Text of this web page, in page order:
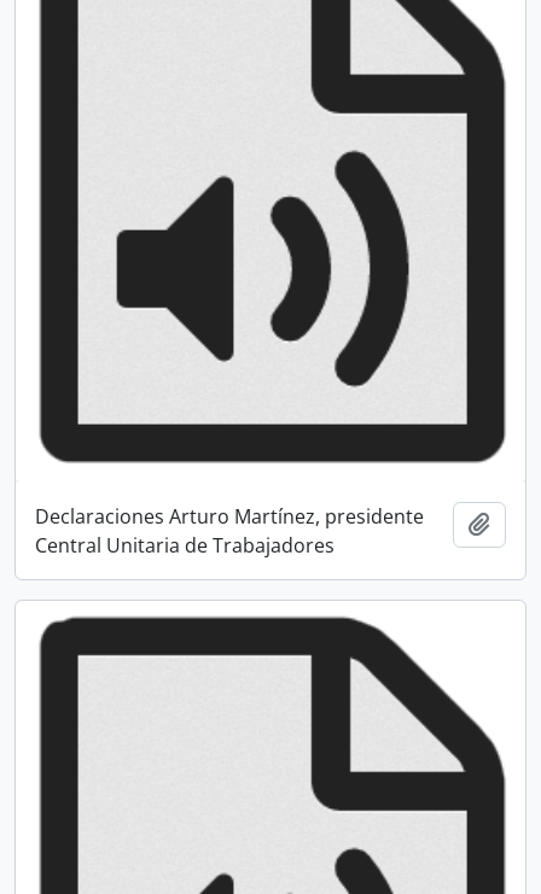
Declaraciones Arturo Martínez, presidente
Central Unitaria de Trabajadores